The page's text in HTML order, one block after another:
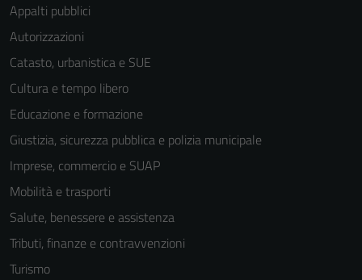
Appalti pubblici
Autorizzazioni
Catasto, urbanistica e SUE
Cultura e tempo libero
Educazione e formazione
Giustizia, sicurezza pubblica e polizia municipale
Imprese, commercio e SUAP
Mobilità e trasporti
Salute, benessere e assistenza
Tributi, finanze e contravvenzioni
Turismo